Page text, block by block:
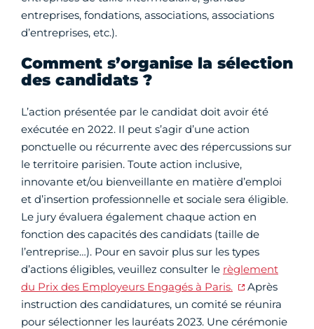
entreprises, fondations, associations, associations
d’entreprises, etc.).
Comment s’organise la sélection
des candidats ?
L’action présentée par le candidat doit avoir été
exécutée en 2022. Il peut s’agir d’une action
ponctuelle ou récurrente avec des répercussions sur
le territoire parisien. Toute action inclusive,
innovante et/ou bienveillante en matière d’emploi
et d’insertion professionnelle et sociale sera éligible.
Le jury évaluera également chaque action en
fonction des capacités des candidats (taille de
l’entreprise…). Pour en savoir plus sur les types
d’actions éligibles, veuillez consulter le règlement
du Prix des Employeurs Engagés à Paris.
Après
instruction des candidatures, un comité se réunira
pour sélectionner les lauréats 2023. Une cérémonie